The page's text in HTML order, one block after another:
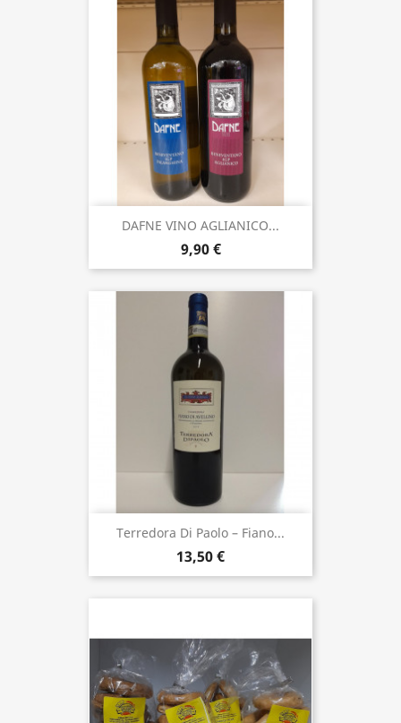
DAFNE VINO AGLIANICO...
9,90 €
Terredora Di Paolo – Fiano...
13,50 €